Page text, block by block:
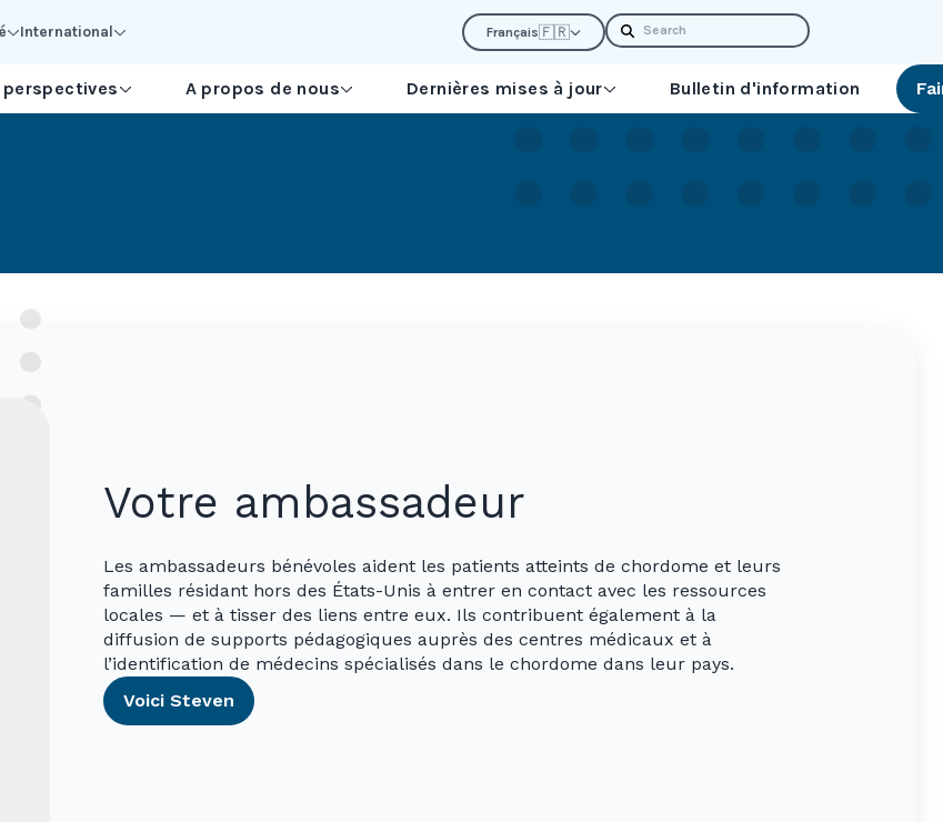
International Français🇫🇷 Search
A propos de nous Dernières mises à jour Bulletin d'information
Votre ambassadeur
Les ambassadeurs bénévoles aident les patients atteints de chordome et leurs
familles résidant hors des États-Unis à entrer en contact avec les ressources
locales — et à tisser des liens entre eux. Ils contribuent également à la
diffusion de supports pédagogiques auprès des centres médicaux et à
l’identification de médecins spécialisés dans le chordome dans leur pays.
Voici Steven